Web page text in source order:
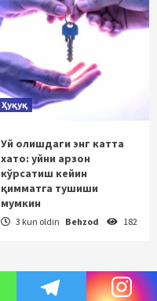
Ҳуқуқ
Уй олишдаги энг катта
хато: уйни арзон
кўрсатиш кейин
қимматга тушиши
мумкин
3 kun oldin Behzod 182